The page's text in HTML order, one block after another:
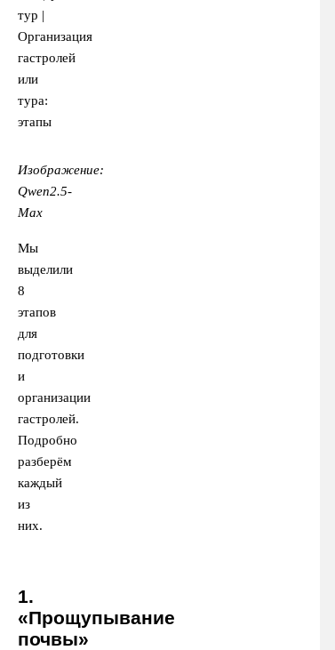
Изображение:
Qwen2.5-
Max
Мы
выделили
8
этапов
для
подготовки
и
организации
гастролей.
Подробно
разберём
каждый
из
них.
1.
«Прощупывание
почвы»